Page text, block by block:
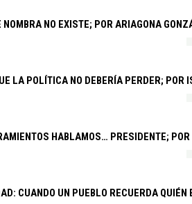
NOMBRA NO EXISTE; POR ARIAGONA
LA POLÍTICA NO DEBERÍA PERDER; POR
HABLAMOS… PRESIDENTE;
CUANDO UN PUEBLO RECUERDA QUIÉN